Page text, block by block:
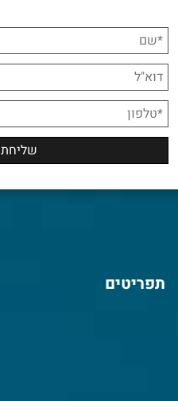
תפריטים